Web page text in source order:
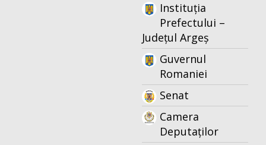
Instituția
Prefectului –
Județul Argeș
Guvernul
Romaniei
Senat
Camera
Deputaților